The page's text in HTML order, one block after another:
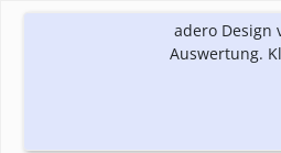
adero Design
Auswertung.